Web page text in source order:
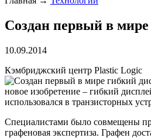
Создан первый в
10.09.2014
Кэмбриджский центр Plastic Logic
новое изобретение – гибкий
использовался в транзисторных
Специалистами было совмещены
графеновая экспертиза. Графен